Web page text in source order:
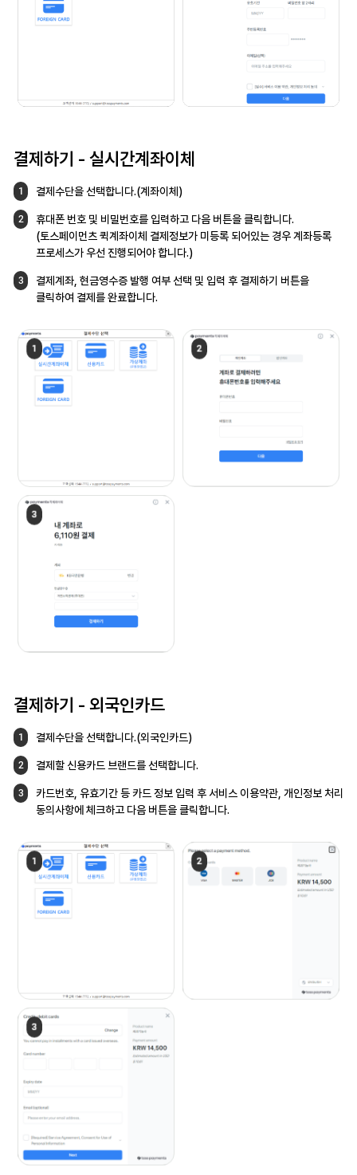
결제하기 - 실시간계좌이체
1 결제수단을 선택합니다.(계좌이체)
2 휴대폰 번호 및 비밀번호를 입력하고 다음 버튼을 클릭합니다.
(토스페이먼츠 퀵계좌이체 결제정보가 미등록 되어있는 경우 계좌등록
프로세스가 우선 진행되어야 합니다.)
3 결제계좌, 현금영수증 발행 여부 선택 및 입력 후 결제하기 버튼을
클릭하여 결제를 완료합니다.
결제하기 - 외국인카드
1 결제수단을 선택합니다.(외국인카드)
2 결제할 신용카드 브랜드를 선택합니다.
3 카드번호, 유효기간 등 카드 정보 입력 후서비스 이용약관, 개인정보 처리
동의사항에 체크하고 다음 버튼을 클릭합니다.